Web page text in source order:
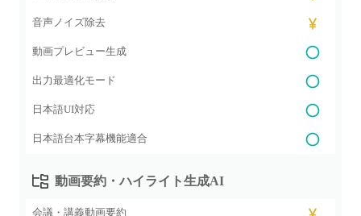
音声ノイズ除去
動画プレビュー生成
出力最適化モード
日本語UI対応
日本語台本字幕機能適合
動画要約・ハイライト生成AI
会議・講義動画要約